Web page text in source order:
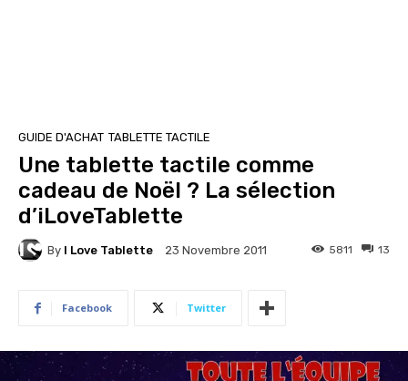
GUIDE D'ACHAT TABLETTE TACTILE
Une tablette tactile comme
cadeau de Noël ? La sélection
d’iLoveTablette
By I Love Tablette 23 Novembre 2011 13
5811
Facebook Twitter